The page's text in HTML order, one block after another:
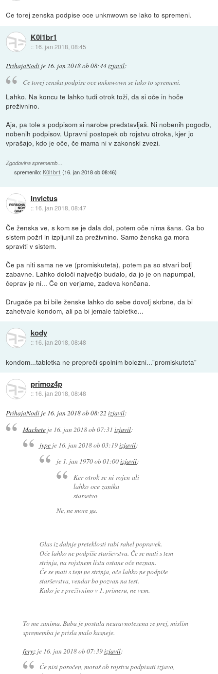
Ce torej zenska podpise oce unknwown se lako to spremeni.
K0l1br1
:: 16. jan 2018, 08:45
PrihajaNodi je 16. jan 2018 ob 08:44izjavil:
Ce torej zenska podpise oce unknwown se lako to spremeni.
Lahko. Na koncu te lahko tudi otrok toži, da si oče in hoče
preživnino.
Aja, pa tole s podpisom si narobe predstavljaš. Ni nobenih pogodb,
nobenih podpisov. Upravni postopek ob rojstvu otroka, kjer jo
vprašajo, kdo je oče, če mama ni v zakonski zvezi.
Zgodovina sprememb…
spremenilo: K0l1br1 (16. jan 2018 ob 08:46)
Invictus
:: 16. jan 2018, 08:47
Če ženska ve, s kom se je dala dol, potem oče nima šans. Ga bo
sistem požrl in izpljunil za preživnino. Samo ženska ga mora
spraviti v sistem.
Če pa niti sama ne ve (promiskuteta), potem pa so stvari bolj
zabavne. Lahko določi največjo budalo, da jo je on napumpal,
čeprav je ni... Če on verjame, zadeva končana.
Drugače pa bi bile ženske lahko do sebe dovolj skrbne, da bi
zahetvale kondom, ali pa bi jemale tabletke...
kody
:: 16. jan 2018, 08:48
kondom...tabletka ne prepreči spolnim bolezni..."promiskuteta"
primoz4p
:: 16. jan 2018, 08:48
PrihajaNodi je 16. jan 2018 ob 08:22 izjavil:
Macheteje 16. jan 2018 ob 07:31 izjavil:
jype je 16. jan 2018 ob 03:19izjavil:
je 1. jan 1970 ob 01:00izjavil:
Ker otrok se ni rojen ali
lahko oce zanika
starsetvo
Ne, ne more ga.
Glas iz dalnje preteklosti rabi rahel popravek.
Oče lahko ne podpiše starševstva. Če se mati s tem
strinja, na rojstnem listu ostane oče neznan.
Če se mati s tem ne strinja, oče lahko ne podpiše
starševstva, vendar bo pozvan na test.
Kako je s preživnino v 1. primeru, ne vem.
To me zanima. Baba je postala neuravnotezena ze prej, mislim
sprememba je prisla malo kasneje.
feryzje 16. jan 2018 ob 07:39izjavil:
Če nisi poročen, moraš ob rojstvu podpisati izjavo,